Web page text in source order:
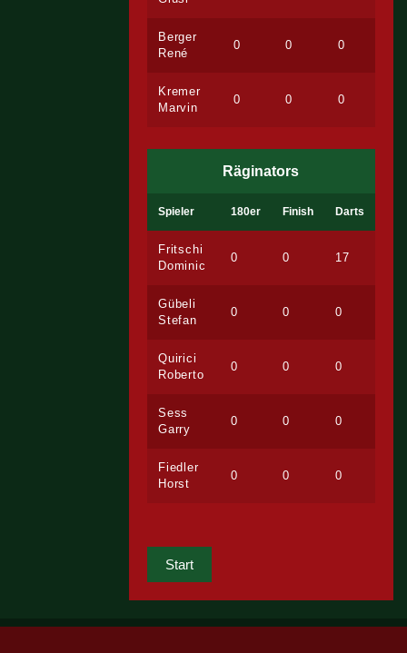
Berger
René
0 0 0
Kremer
Marvin
0 0 0
Räginators
Spieler 180er Finish Darts
Fritschi
Dominic
0 0 17
Gübeli
Stefan
0 0 0
Quirici
Roberto
0 0 0
Sess
Garry
0 0 0
Fiedler
Horst
0 0 0
Start